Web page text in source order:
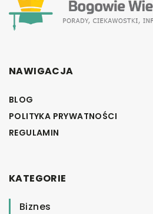
NAWIGACJA
BLOG
POLITYKA PRYWATNOŚCI
REGULAMIN
KATEGORIE
Biznes